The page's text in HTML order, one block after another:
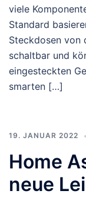
viele
Standard
Steckdosen von
schaltbar und
eingesteckten
smarten […]
19. JANUAR 2022
Home
neue